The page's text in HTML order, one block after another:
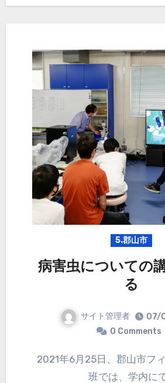
5.郡山市
病害虫についての
る
サイト管理者
07/
0 Comments
2021年6月25日、郡山市フィールドブドウ
班では、学内に